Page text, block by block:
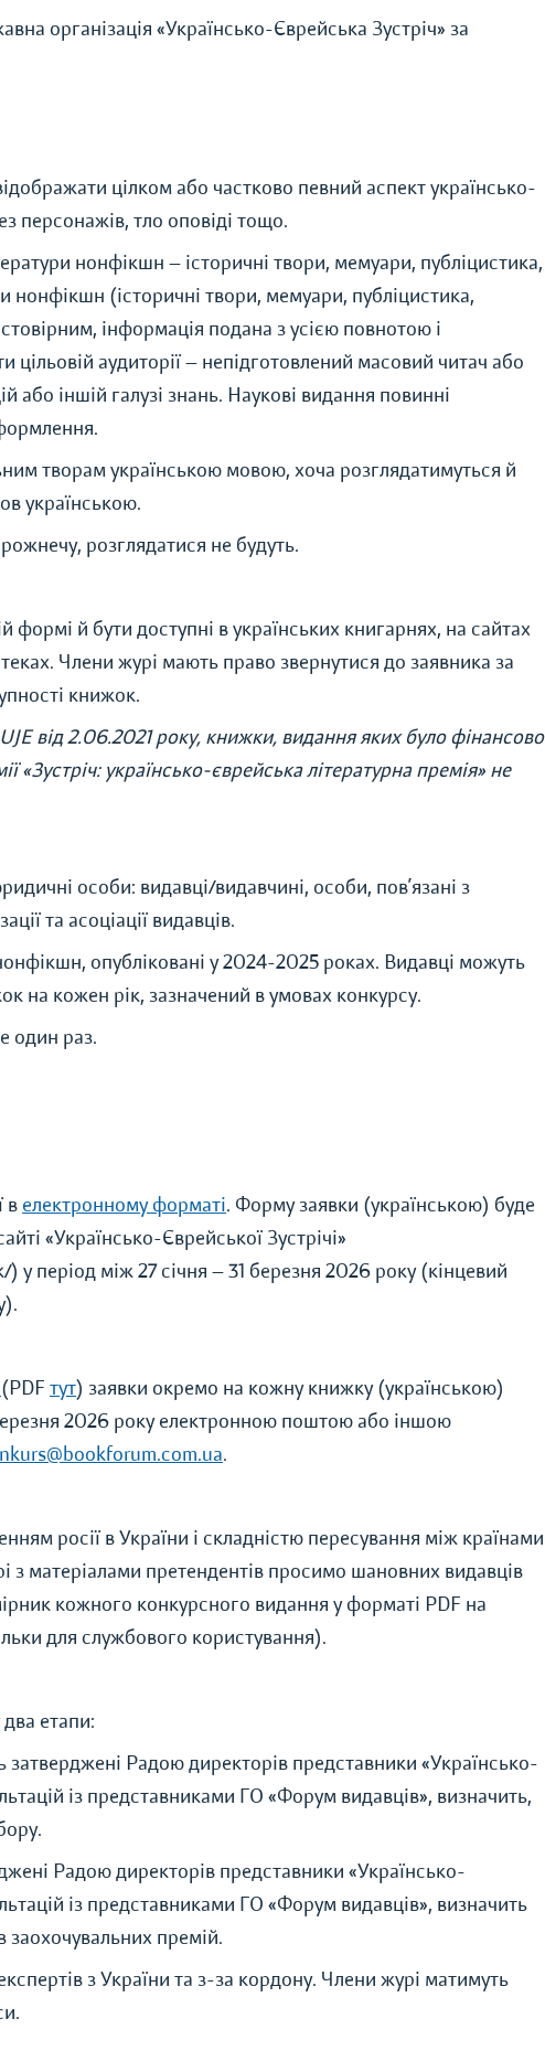
організація «Українсько-Єврейська Зустріч» за
цілком або частково певний аспект українсько-
персонажів, тло оповіді тощо.
нонфікшн — історичні твори, мемуари, публіцистика,
нонфікшн (історичні твори, мемуари, публіцистика,
інформація подана з усією повнотою і
цільовій аудиторії — непідготовлений масовий читач або
або іншій галузі знань. Наукові видання повинні
творам українською мовою, хоча розглядатимуться й
українською.
розглядатися не будуть.
формі й бути доступні в українських книгарнях, на сайтах
Члени журі мають право звернутися до заявника за
книжок.
від 2.06.2021 року, книжки, видання яких було фінансово
«Зустріч: українсько-єврейська літературна премія» не
особи: видавці/видавчині, особи, пов’язані з
та асоціації видавців.
опубліковані у 2024-2025 роках. Видавці можуть
на кожен рік, зазначений в умовах конкурсу.
один раз.
в електронному форматі. Форму заявки (українською) буде
«Українсько-Єврейської Зустрічі»
період між 27 січня — 31 березня 2026 року (кінцевий
(PDF тут) заявки окремо на кожну книжку (українською)
2026 року електронною поштою або іншою
.
росії в України і складністю пересування між країнами
з матеріалами претендентів просимо шановних видавців
кожного конкурсного видання у форматі PDF на
для службового користування).
етапи:
затверджені Радою директорів представники «Українсько-
із представниками ГО «Форум видавців», визначить,
Радою директорів представники «Українсько-
із представниками ГО «Форум видавців», визначить
премій.
з України та з-за кордону. Члени журі матимуть